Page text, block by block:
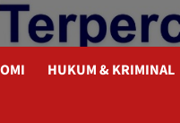
HUKUM & KRIMINAL